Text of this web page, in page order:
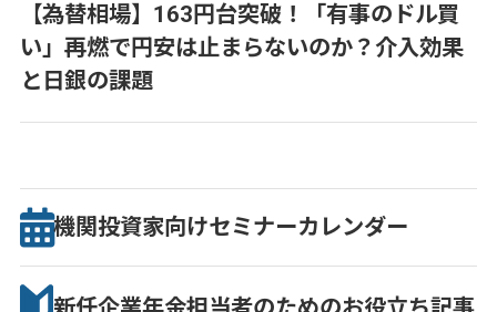
【為替相場】163円台突破！「有事のドル買
い」再燃で円安は止まらないのか？介入効果
と日銀の課題
機関投資家向けセミナーカレンダー